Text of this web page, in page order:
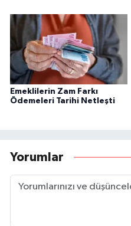
Emeklilerin Zam Farkı
Ödemeleri Tarihi Netleşti
Yorumlar